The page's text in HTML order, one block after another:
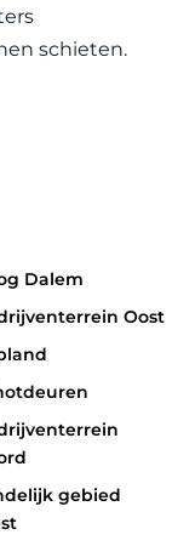
schieten.
Dalem
Oost
gebied